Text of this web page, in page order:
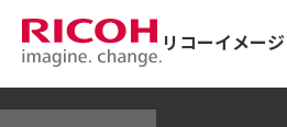
リコーイメー